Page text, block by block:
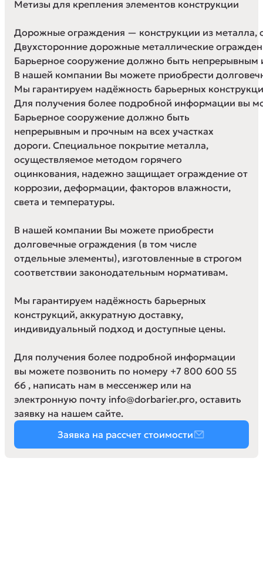
Метизы для крепления элементов конструкции
Дорожные ограждения — конструкции из металла,
Двухсторонние дорожные металлические
Барьерное сооружение должно быть непрерывным
В нашей компании Вы можете приобрести
Мы гарантируем надёжность барьерных
Барьерное сооружение должно быть
непрерывным и прочным на всех участках
дороги. Специальное покрытие металла,
осуществляемое методом горячего
оцинкования, надежно защищает ограждение от
коррозии, деформации, факторов влажности,
света и температуры.
В нашей компании Вы можете приобрести
долговечные ограждения (в том числе
отдельные элементы), изготовленные в строгом
соответствии законодательным нормативам.
Мы гарантируем надёжность барьерных
конструкций, аккуратную доставку,
индивидуальный подход и доступные цены.
Для получения более подробной информации
вы можете позвонить по номеру +7 800 600 55
66 , написать нам в мессенжер или на
электронную почту info@dorbarier.pro, оставить
заявку на нашем сайте.
Заявка на рассчет стоимости